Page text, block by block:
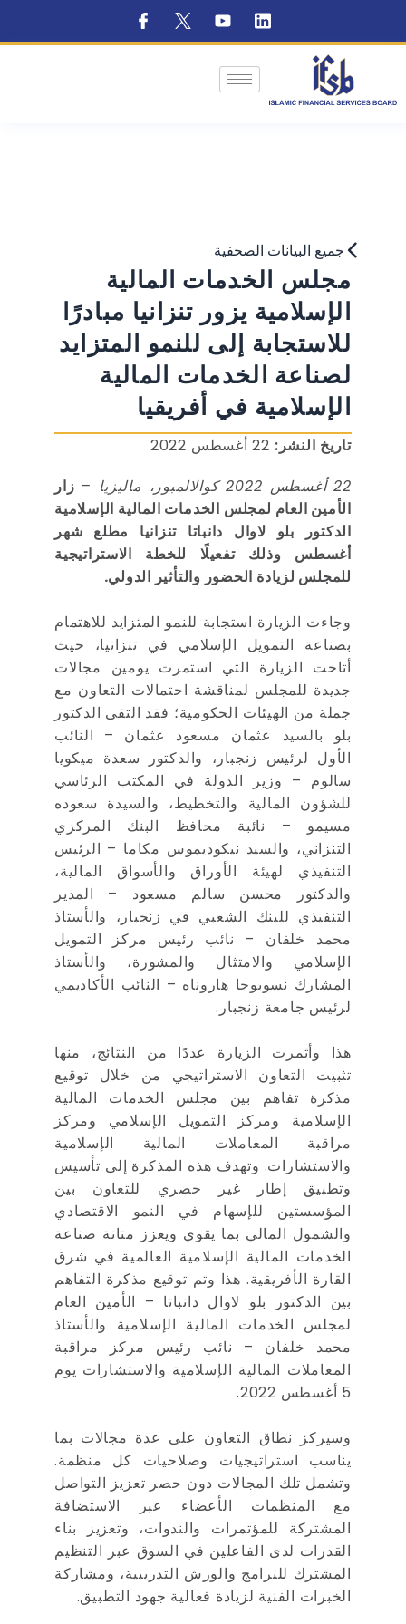
جميع البيانات الصحفية
مجلس الخدمات المالية
الإسلامية يزور تنزانيا مبادرًا
للاستجابة إلى للنمو المتزايد
لصناعة الخدمات المالية
الإسلامية في أفريقيا
تاريخ النشر: 22 أغسطس 2022
22 أغسطس 2022 كوالالمبور، ماليزيا –
زار
الأمين العام لمجلس الخدمات المالية الإسلامية
الدكتور بلو لاوال دانباتا تنزانيا مطلع شهر
أغسطس وذلك تفعيلًا للخطة الاستراتيجية
للمجلس لزيادة الحضور والتأثير الدولي.
وجاءت الزيارة استجابة للنمو المتزايد للاهتمام
بصناعة التمويل الإسلامي في تنزانيا، حيث
أتاحت الزيارة التي استمرت يومين مجالات
جديدة للمجلس لمناقشة احتمالات التعاون مع
جملة من الهيئات الحكومية؛ فقد التقى الدكتور
بلو بالسيد عثمان مسعود عثمان – النائب
الأول لرئيس زنجبار، والدكتور سعدة ميكويا
سالوم – وزير الدولة في المكتب الرئاسي
للشؤون المالية والتخطيط، والسيدة سعوده
مسيمو – نائبة محافظ البنك المركزي
التنزاني، والسيد نيكوديموس مكاما – الرئيس
التنفيذي لهيئة الأوراق والأسواق المالية،
والدكتور محسن سالم مسعود – المدير
التنفيذي للبنك الشعبي في زنجبار، والأستاذ
محمد خلفان – نائب رئيس مركز التمويل
الإسلامي والامتثال والمشورة، والأستاذ
المشارك نسوبوجا هاروناه – النائب الأكاديمي
لرئيس جامعة زنجبار.
هذا وأثمرت الزيارة عددًا من النتائج، منها
تثبيت التعاون الاستراتيجي من خلال توقيع
مذكرة تفاهم بين مجلس الخدمات المالية
الإسلامية ومركز التمويل الإسلامي ومركز
مراقبة المعاملات المالية الإسلامية
والاستشارات. وتهدف هذه المذكرة إلى تأسيس
وتطبيق إطار غير حصري للتعاون بين
المؤسستين للإسهام في النمو الاقتصادي
والشمول المالي بما يقوي ويعزز متانة صناعة
الخدمات المالية الإسلامية العالمية في شرق
القارة الأفريقية. هذا وتم توقيع مذكرة التفاهم
بين الدكتور بلو لاوال دانباتا – الأمين العام
لمجلس الخدمات المالية الإسلامية والأستاذ
محمد خلفان – نائب رئيس مركز مراقبة
المعاملات المالية الإسلامية والاستشارات يوم
5 أغسطس 2022.
وسيركز نطاق التعاون على عدة مجالات بما
يناسب استراتيجيات وصلاحيات كل منظمة.
وتشمل تلك المجالات دون حصر تعزيز التواصل
مع المنظمات الأعضاء عبر الاستضافة
المشتركة للمؤتمرات والندوات، وتعزيز بناء
القدرات لدى الفاعلين في السوق عبر التنظيم
المشترك للبرامج والورش التدريبية، ومشاركة
الخبرات الفنية لزيادة فعالية جهود التطبيق.